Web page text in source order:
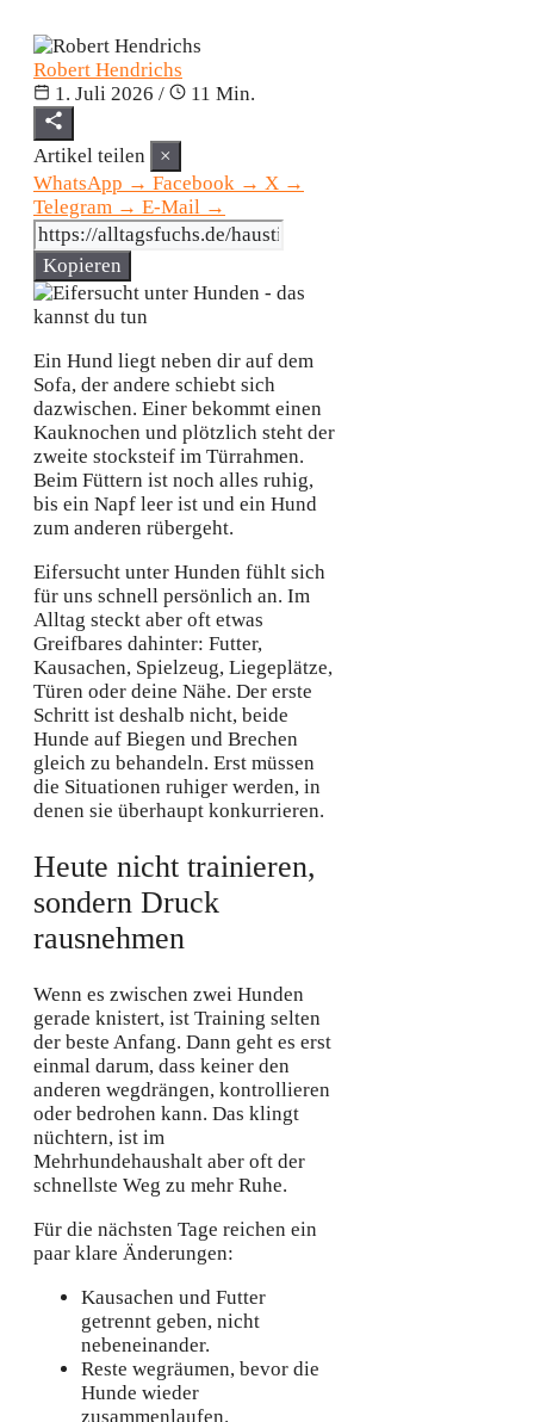
Robert Hendrichs
1. Juli 2026 / 11 Min.
Artikel teilen
×
WhatsApp → Facebook → X →
Telegram → E-Mail →
Kopieren
Ein Hund liegt neben dir auf dem
Sofa, der andere schiebt sich
dazwischen. Einer bekommt einen
Kauknochen und plötzlich steht der
zweite stocksteif im Türrahmen.
Beim Füttern ist noch alles ruhig,
bis ein Napf leer ist und ein Hund
zum anderen rübergeht.
Eifersucht unter Hunden fühlt sich
für uns schnell persönlich an. Im
Alltag steckt aber oft etwas
Greifbares dahinter: Futter,
Kausachen, Spielzeug, Liegeplätze,
Türen oder deine Nähe. Der erste
Schritt ist deshalb nicht, beide
Hunde auf Biegen und Brechen
gleich zu behandeln. Erst müssen
die Situationen ruhiger werden, in
denen sie überhaupt konkurrieren.
Heute nicht trainieren,
sondern Druck
rausnehmen
Wenn es zwischen zwei Hunden
gerade knistert, ist Training selten
der beste Anfang. Dann geht es erst
einmal darum, dass keiner den
anderen wegdrängen, kontrollieren
oder bedrohen kann. Das klingt
nüchtern, ist im
Mehrhundehaushalt aber oft der
schnellste Weg zu mehr Ruhe.
Für die nächsten Tage reichen ein
paar klare Änderungen:
Kausachen und Futter
getrennt geben, nicht
nebeneinander.
Reste wegräumen, bevor die
Hunde wieder
zusammenlaufen.